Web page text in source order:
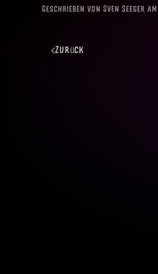
Geschrieben von Sven Seeger am
Zurück